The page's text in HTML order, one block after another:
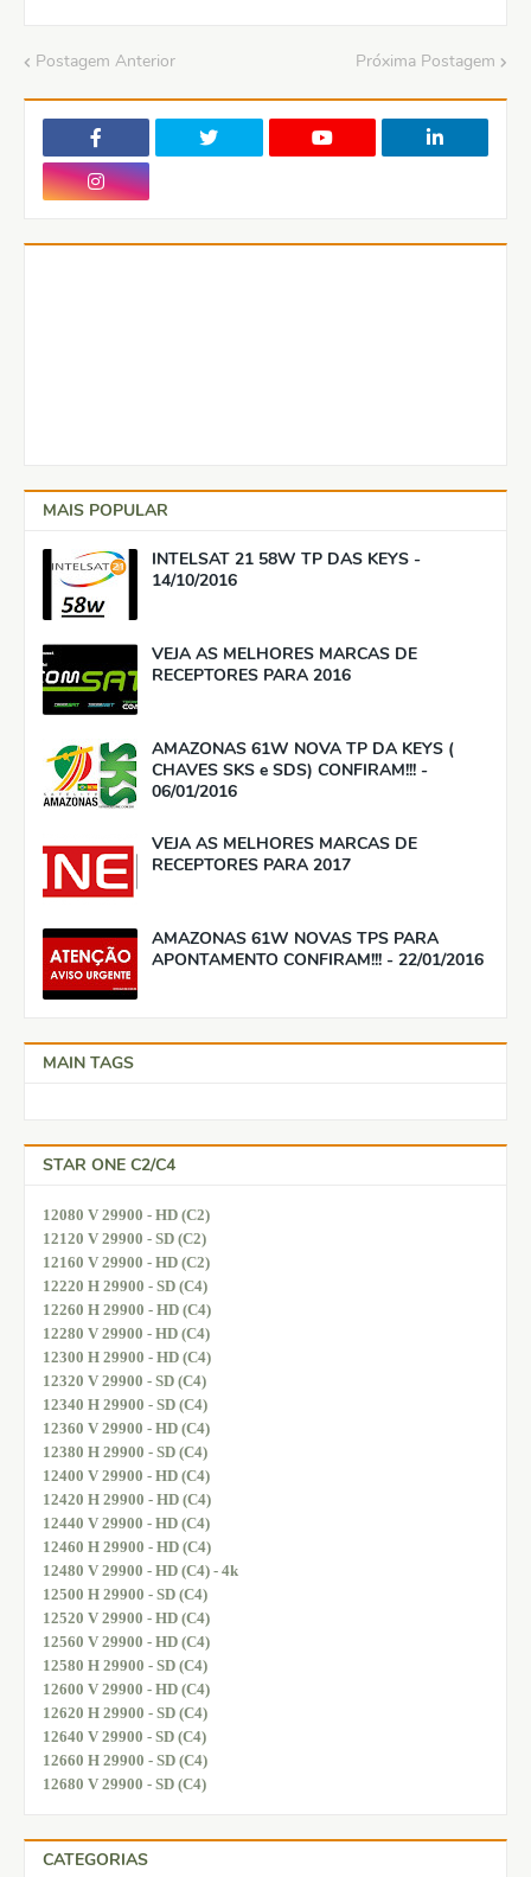
Postagem Anterior Próxima Postagem
MAIS POPULAR
INTELSAT 21 58W TP DAS KEYS -
14/10/2016
VEJA AS MELHORES MARCAS DE
RECEPTORES PARA 2016
AMAZONAS 61W NOVA TP DA KEYS (
CHAVES SKS e SDS) CONFIRAM!!! -
06/01/2016
VEJA AS MELHORES MARCAS DE
RECEPTORES PARA 2017
AMAZONAS 61W NOVAS TPS PARA
APONTAMENTO CONFIRAM!!! - 22/01/2016
MAIN TAGS
STAR ONE C2/C4
12080 V 29900 - HD (C2)
12120 V 29900 - SD (C2)
12160 V 29900 - HD (C2)
12220 H 29900 - SD (C4)
12260 H 29900 - HD (C4)
12280 V 29900 - HD (C4)
12300 H 29900 - HD (C4)
12320 V 29900 - SD (C4)
12340 H 29900 - SD (C4)
12360 V 29900 - HD (C4)
12380 H 29900 - SD (C4)
12400 V 29900 - HD (C4)
12420 H 29900 - HD (C4)
12440 V 29900 - HD (C4)
12460 H 29900 - HD (C4)
12480 V 29900 - HD (C4) - 4k
12500 H 29900 - SD (C4)
12520 V 29900 - HD (C4)
12560 V 29900 - HD (C4)
12580 H 29900 - SD (C4)
12600 V 29900 - HD (C4)
12620 H 29900 - SD (C4)
12640 V 29900 - SD (C4)
12660 H 29900 - SD (C4)
12680 V 29900 - SD (C4)
CATEGORIAS